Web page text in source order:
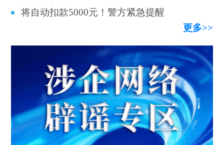
将自动扣款5000元！警方紧急提醒
更多>>